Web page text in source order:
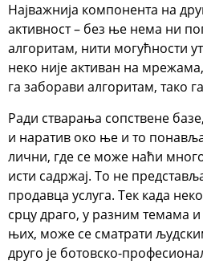
Најважнија компонента на
активност – без ње нема ни
алгоритам, нити могућности
неко није активан на
га заборави алгоритам, тако
Ради стварања сопствене
и наратив око ње и то
лични, где се може наћи
исти садржај. То не
продавца услуга. Тек када
срцу драго, у разним темама
њих, може се сматрати
друго је ботовско-